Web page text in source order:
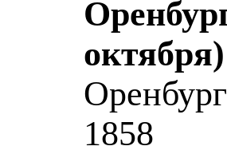
1858